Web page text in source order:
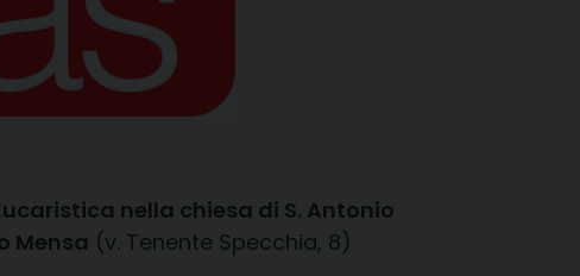
nella chiesa di S. Antonio
Mensa (v. Tenente Specchia, 8)